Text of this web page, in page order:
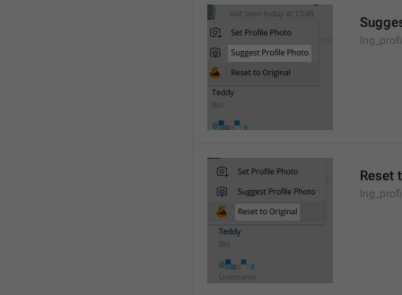
Reset